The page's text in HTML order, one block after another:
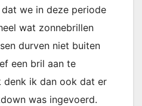
we in deze periode
wat zonnebrillen
durven niet buiten
een bril aan te
denk ik dan ook dat er
was ingevoerd.